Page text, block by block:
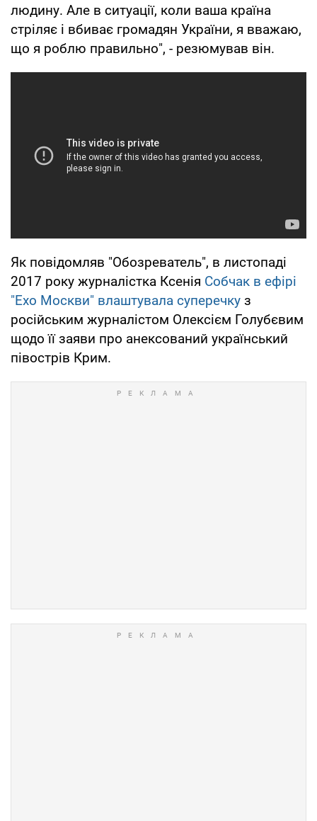
людину. Але в ситуації, коли ваша країна
стріляє і вбиває громадян України, я вважаю,
що я роблю правильно", - резюмував він.
Як повідомляв "Обозреватель", в листопаді
2017 року журналістка Ксенія Собчак в ефірі
"Ехо Москви" влаштувала суперечку з
російським журналістом Олексієм Голубєвим
щодо її заяви про анексований український
півострів Крим.